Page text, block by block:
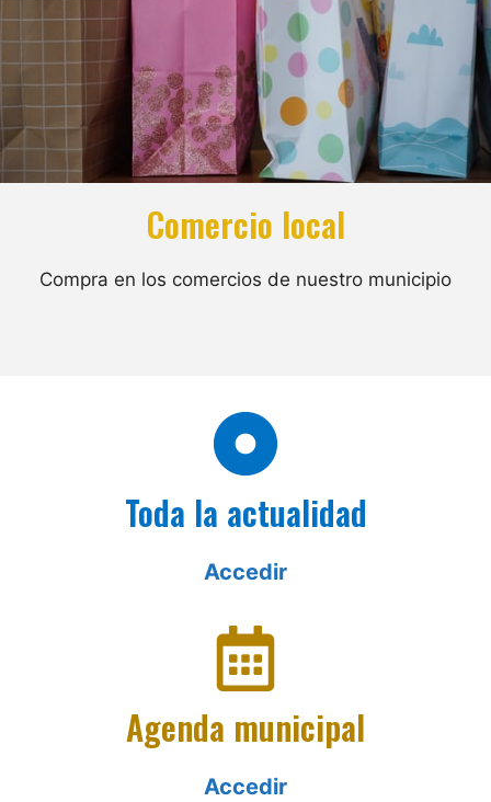
Comercio local
Compra en los comercios de nuestro municipio
Toda la actualidad
Accedir
Agenda municipal
Accedir